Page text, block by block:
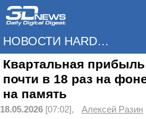
НОВОСТИ HARDWARE
Квартальная прибыль
почти в 18 раз на
на память
18.05.2026 [07:02], Алексей Разин